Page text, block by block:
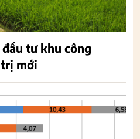
tư khu công
mới